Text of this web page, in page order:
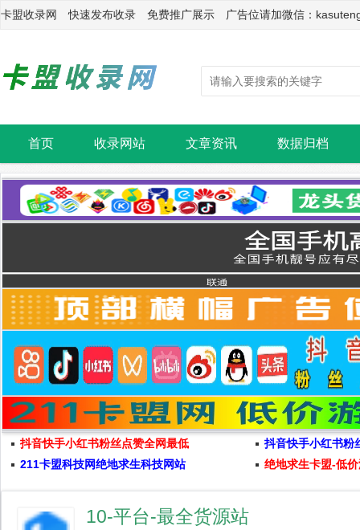
卡盟收录网 快速发布收录 免费推广展示 广告位请加微信：
首页 收录网站 文章资讯 数据归档
抖音快手小红书粉丝点赞全网最低
抖音快手小红书粉
211卡盟科技网绝地求生科技网站
绝地求生卡盟-低
10-平台-最全货源站